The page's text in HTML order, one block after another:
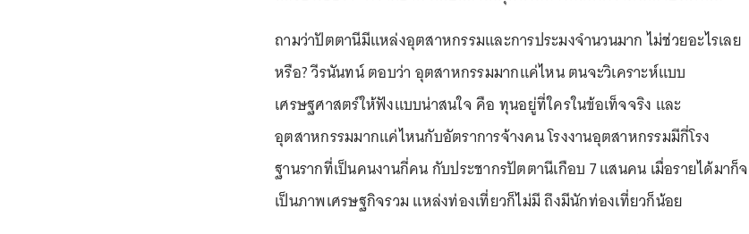
ถามว่าปัตตานีมีแหล่งอุตสาหกรรมและการประมงจำนวนมาก ไม่ช่วยอะไรเลย
หรือ? วีรนันทน์ ตอบว่า อุตสาหกรรมมากแค่ไหน ตนจะวิเคราะห์แบบ
เศรษฐศาสตร์ให้ฟังแบบน่าสนใจ คือ ทุนอยู่ที่ใครในข้อเท็จจริง และ
อุตสาหกรรมมากแค่ไหนกับอัตราการจ้างคน โรงงานอุตสาหกรรมมีกี่โรง
ฐานรากที่เป็นคนงานกี่คน กับประชากรปัตตานีเกือบ 7 แสนคน เมื่อรายได้มาก็
เป็นภาพเศรษฐกิจรวม แหล่งท่องเที่ยวก็ไม่มี ถึงมีนักท่องเที่ยวก็น้อย